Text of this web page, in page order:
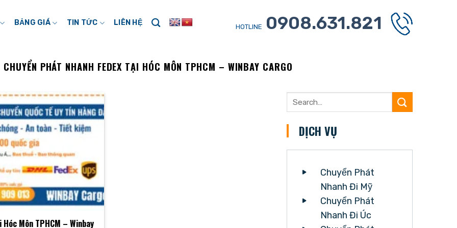
BẢNG GIÁ TIN TỨC LIÊN HỆ HOTLINE 0908.631.821
CHUYỂN PHÁT NHANH FEDEX TẠI HÓC MÔN TPHCM – WINBAY CARGO
Môn TPHCM – Winbay
DỊCH VỤ
Chuyển Phát
Nhanh Đi Mỹ
Chuyển Phát
Nhanh Đi Úc